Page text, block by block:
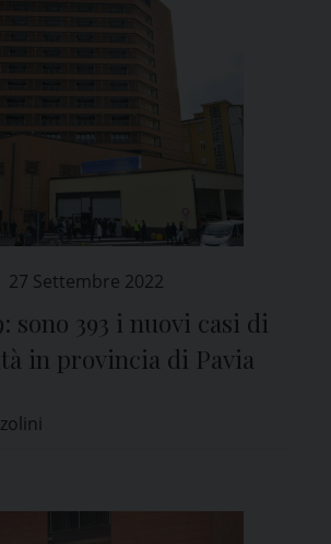
27 Settembre 2022
sono 393 i nuovi casi di
in provincia di Pavia